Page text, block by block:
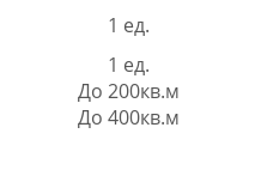
1 ед.
1 ед.
До 200кв.м
До 400кв.м